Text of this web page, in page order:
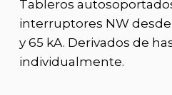
Tableros
interruptores NW desde
y 65 kA. Derivados de
individualmente.